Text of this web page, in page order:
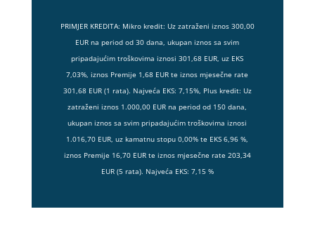
PRIMJER KREDITA: Mikro kredit: Uz zatraženi iznos 300,00
EUR na period od 30 dana, ukupan iznos sa svim
pripadajućim troškovima iznosi 301,68 EUR, uz EKS
7,03%, iznos Premije 1,68 EUR te iznos mjesečne rate
301,68 EUR (1 rata). Najveća EKS: 7,15%, Plus kredit: Uz
zatraženi iznos 1.000,00 EUR na period od 150 dana,
ukupan iznos sa svim pripadajućim troškovima iznosi
1.016,70 EUR, uz kamatnu stopu 0,00% te EKS 6,96 %,
iznos Premije 16,70 EUR te iznos mjesečne rate 203,34
EUR (5 rata). Najveća EKS: 7,15 %